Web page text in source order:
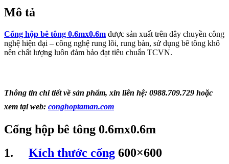
Mô tả
Cống hộp bê tông 0.6mx0.6m được sản xuất trên dây chuyền công
nghệ hiện đại – công nghệ rung lõi, rung bàn, sử dụng bê tông khô
nên chất lượng luôn đảm bảo đạt tiêu chuẩn TCVN.
Thông tin chi tiết về sản phẩm, xin liên hệ: 0988.709.729 hoặc
xem tại web: conghoptaman.com
Cống hộp bê tông 0.6mx0.6m
1. Kích thước cống 600×600